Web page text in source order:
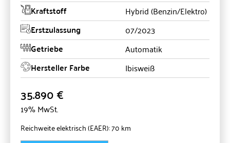
Kraftstoff Hybrid (Benzin/Elektro)
Erstzulassung 07/2023
Getriebe Automatik
Hersteller Farbe Ibisweiß
35.890 €
19% MwSt.
Reichweite elektrisch (EAER):70 km